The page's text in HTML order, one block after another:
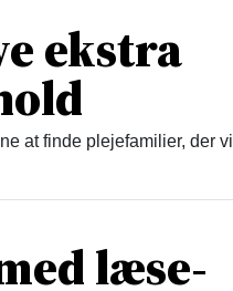
ekstra
at finde plejefamilier, der vil
læse-